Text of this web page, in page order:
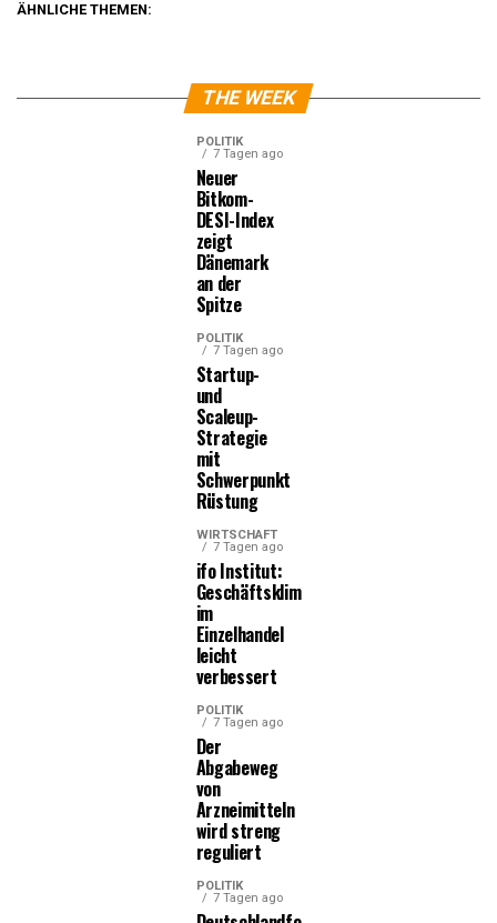
ÄHNLICHE THEMEN:
THE WEEK
POLITIK
7 Tagen ago
Neuer
Bitkom-
DESI-Index
zeigt
Dänemark
an der
Spitze
POLITIK
7 Tagen ago
Startup-
und
Scaleup-
Strategie
mit
Schwerpunkt
Rüstung
WIRTSCHAFT
7 Tagen ago
ifo Institut:
Geschäftsklima
im
Einzelhandel
leicht
verbessert
POLITIK
7 Tagen ago
Der
Abgabeweg
von
Arzneimitteln
wird streng
reguliert
POLITIK
7 Tagen ago